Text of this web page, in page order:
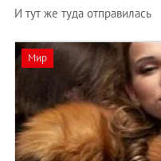
И тут же туда отправилась
Мир